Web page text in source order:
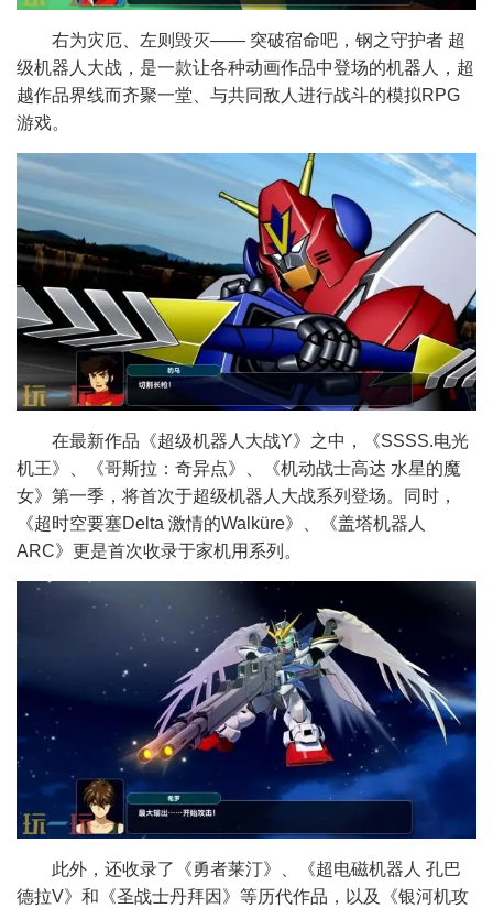
右为灾厄、左则毁灭—— 突破宿命吧，钢之守护者 超
级机器人大战，是一款让各种动画作品中登场的机器人，超
越作品界线而齐聚一堂、与共同敌人进行战斗的模拟RPG
游戏。
在最新作品《超级机器人大战Y》之中，《SSSS.电光
机王》、《哥斯拉：奇异点》、《机动战士高达 水星的魔
女》第一季，将首次于超级机器人大战系列登场。同时，
《超时空要塞Delta 激情的Walküre》、《盖塔机器人
ARC》更是首次收录于家机用系列。
此外，还收录了《勇者莱汀》、《超电磁机器人 孔巴
德拉V》和《圣战士丹拜因》等历代作品，以及《银河机攻